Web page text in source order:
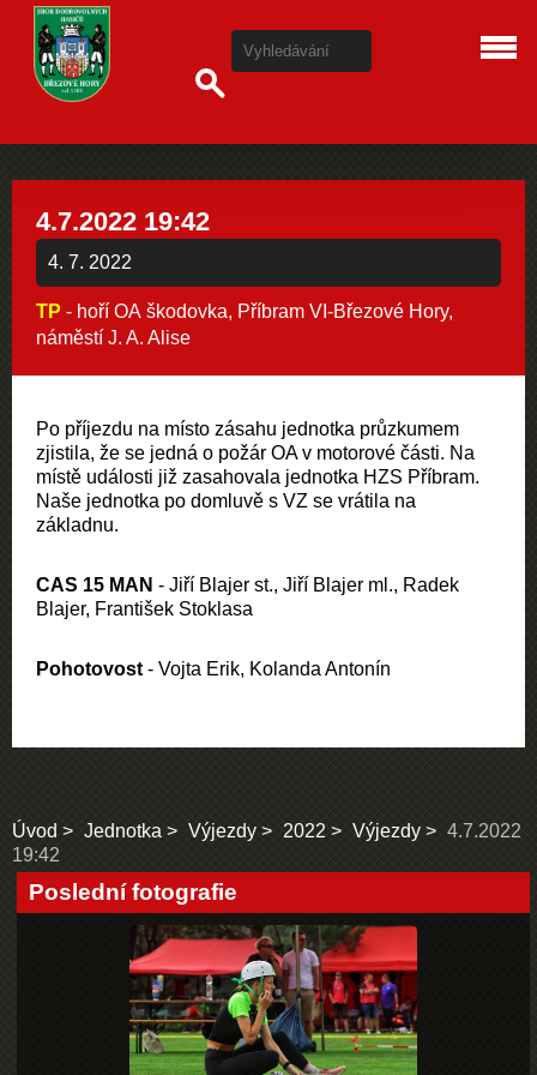
4.7.2022 19:42
4. 7. 2022
TP - hoří OA škodovka, Příbram VI-Březové Hory,
náměstí J. A. Alise
Po příjezdu na místo zásahu jednotka průzkumem
zjistila, že se jedná o požár OA v motorové části. Na
místě události již zasahovala jednotka HZS Příbram.
Naše jednotka po domluvě s VZ se vrátila na
základnu.
CAS 15 MAN - Jiří Blajer st., Jiří Blajer ml., Radek
Blajer, František Stoklasa
Pohotovost - Vojta Erik, Kolanda Antonín
Úvod Jednotka Výjezdy 2022 Výjezdy
4.7.2022
19:42
Poslední fotografie